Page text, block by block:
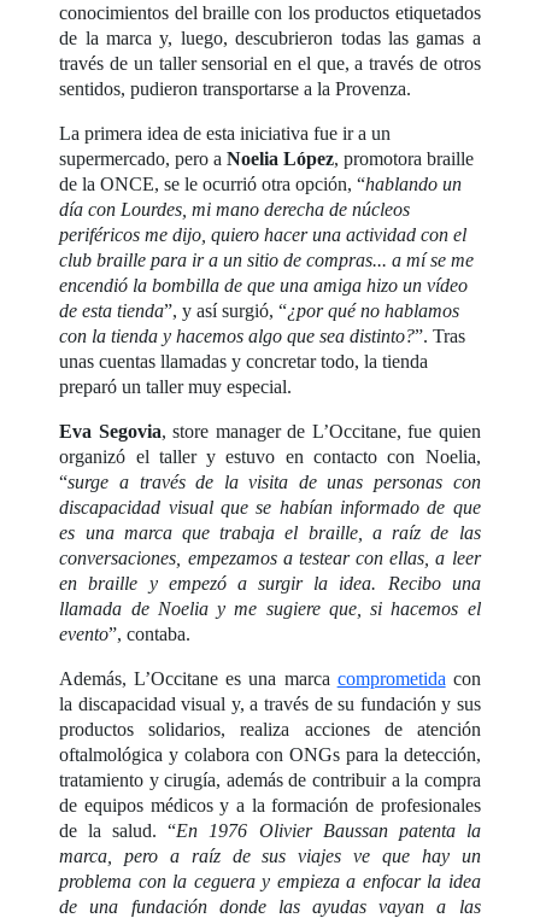
conocimientos del braille con los productos etiquetados
de la marca y, luego, descubrieron todas las gamas a
través de un taller sensorial en el que, a través de otros
sentidos, pudieron transportarse a la Provenza.
La primera idea de esta iniciativa fue ir a un
supermercado, pero aNoelia López, promotora braille
de la ONCE, se le ocurrió otra opción, “hablando un
día con Lourdes, mi mano derecha de núcleos
periféricos me dijo, quiero hacer una actividad con el
club braille para ir a un sitio de compras... a mí se me
encendió la bombilla de que una amiga hizo un vídeo
de esta tienda”, y así surgió, “¿por qué no hablamos
con la tienda y hacemos algo que sea distinto?”. Tras
unas cuentas llamadas y concretar todo, la tienda
preparó un taller muy especial.
Eva Segovia, store manager de L’Occitane, fue quien
organizó el taller y estuvo en contacto con Noelia,
“surge a través de la visita de unas personas con
discapacidad visual que se habían informado de que
es una marca que trabaja el braille, a raíz de las
conversaciones, empezamos a testear con ellas, a leer
en braille y empezó a surgir la idea. Recibo una
llamada de Noelia y me sugiere que, si hacemos el
evento”, contaba.
Además, L’Occitane es una marca comprometida con
la discapacidad visual y, a través de su fundación y sus
productos solidarios, realiza acciones de atención
oftalmológica y colabora con ONGs para la detección,
tratamiento y cirugía, además de contribuir a la compra
de equipos médicos y a la formación de profesionales
de la salud. “En 1976 Olivier Baussan patenta la
marca, pero a raíz de sus viajes ve que hay un
problema con la ceguera y empieza a enfocar la idea
de una fundación donde las ayudas vayan a las